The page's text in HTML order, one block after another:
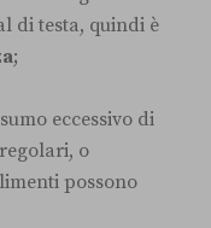
di testa, quindi è
;
eccessivo di
o
possono